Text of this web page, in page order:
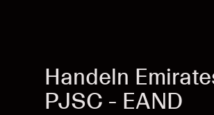
Handeln
PJSC - EAND